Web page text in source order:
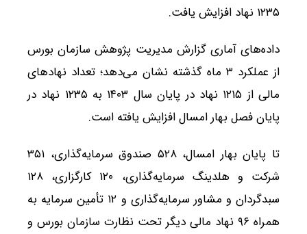
۱۲۳۵ نهاد افزایش یافت.
داده‌های آماری گزارش مدیریت پژوهش سازمان بورس
از عملکرد ۳ ماه گذشته نشان می‌دهد؛ تعداد نهادهای
مالی از ۱۲۱۵ نهاد در پایان سال ۱۴۰۳ به ۱۲۳۵ نهاد در
پایان فصل بهار امسال افزایش یافته است.
تا پایان بهار امسال، ۵۲۸ صندوق‌ سرمایه‌گذاری، ۳۵۱
شرکت و هلدینگ سرمایه‌گذاری، ۱۲۰ کارگزاری، ۱۲۸
سبدگردان و مشاور سرمایه‌گذاری و ۱۲ تأمین سرمایه به
همراه ۹۶ نهاد مالی دیگر تحت نظارت سازمان بورس و